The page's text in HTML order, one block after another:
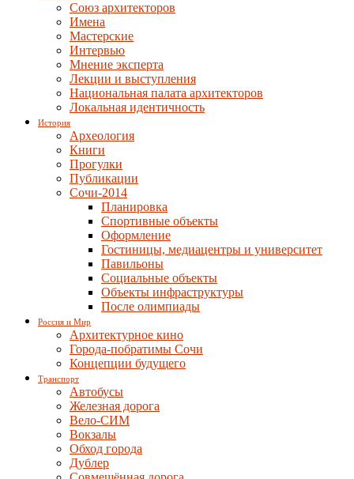
Союз архитекторов
Имена
Мастерские
Интервью
Мнение эксперта
Лекции и выступления
Национальная палата архитекторов
Локальная идентичность
История
Археология
Книги
Прогулки
Публикации
Сочи-2014
Планировка
Спортивные объекты
Оформление
Гостиницы, медиацентры и университет
Павильоны
Социальные объекты
Объекты инфраструктуры
После олимпиады
Россия и Мир
Архитектурное кино
Города-побратимы Сочи
Концепции будущего
Транспорт
Автобусы
Железная дорога
Вело-СИМ
Вокзалы
Обход города
Дублер